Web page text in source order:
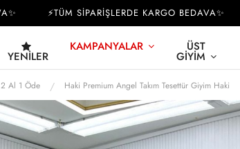
⚡TÜM SİPARİŞLERDE KARGO BEDAVA✨
YENILER
KAMPANYALAR ÜST
GIYIM
2 Al 1 Öde Haki Premium Angel Takım Tesettür Giyim Haki